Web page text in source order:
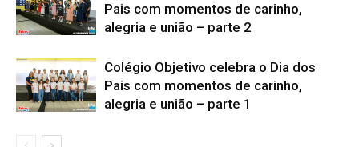
Pais com momentos de carinho,
alegria e união – parte 2
Colégio Objetivo celebra o Dia dos
Pais com momentos de carinho,
alegria e união – parte 1